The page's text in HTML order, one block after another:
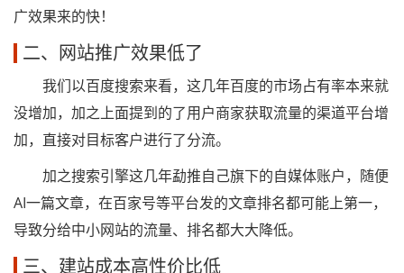
广效果来的快！
二、网站推广效果低了
我们以百度搜索来看，这几年百度的市场占有率本来就
没增加，加之上面提到的了用户商家获取流量的渠道平台增
加，直接对目标客户进行了分流。
加之搜索引擎这几年勐推自己旗下的自媒体账户，随便
AI一篇文章，在百家号等平台发的文章排名都可能上第一，
导致分给中小网站的流量、排名都大大降低。
三、建站成本高性价比低